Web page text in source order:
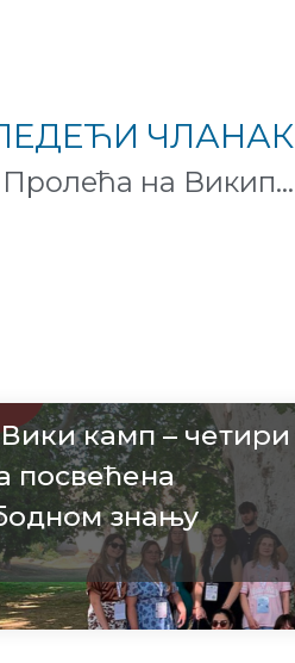
ЧЛАНАК
Рекордан успех ЦЕЕ Пролећа на Википедији на српском
камп – четири
посвећена
знању